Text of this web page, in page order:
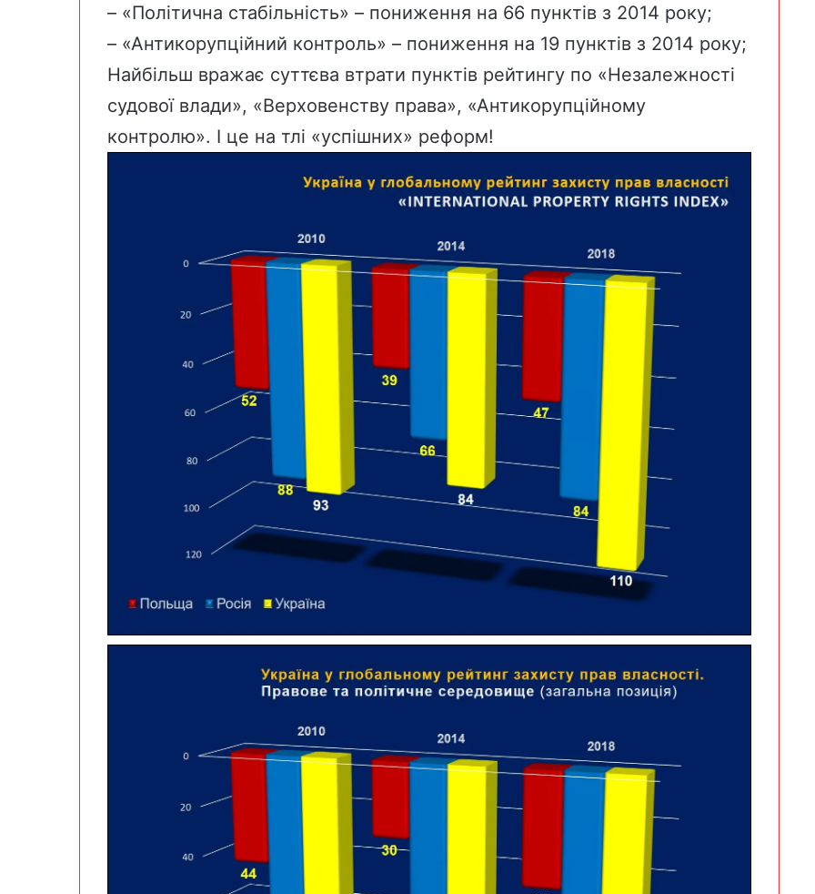
– «Політична стабільність» – пониження на 66 пунктів з 2014 року;
– «Антикорупційний контроль» – пониження на 19 пунктів з 2014 року;
Найбільш вражає суттєва втрати пунктів рейтингу по «Незалежності
судової влади», «Верховенству права», «Антикорупційному
контролю». І це на тлі «успішних» реформ!